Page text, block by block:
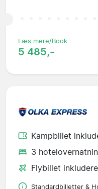
Læs mere/Book
5 485,-
Kampbillet
3
Flybillet
Standardbilletter &